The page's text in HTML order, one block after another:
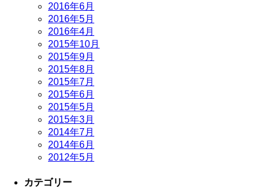
2016年6月
2016年5月
2016年4月
2015年10月
2015年9月
2015年8月
2015年7月
2015年6月
2015年5月
2015年3月
2014年7月
2014年6月
2012年5月
カテゴリー